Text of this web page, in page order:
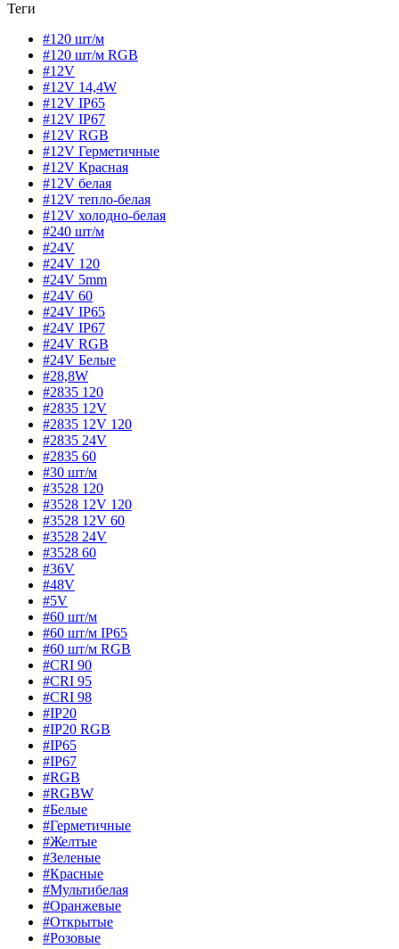
Теги
#120 шт/м
#120 шт/м RGB
#12V
#12V 14,4W
#12V IP65
#12V IP67
#12V RGB
#12V Герметичные
#12V Красная
#12V белая
#12V тепло-белая
#12V холодно-белая
#240 шт/м
#24V
#24V 120
#24V 5mm
#24V 60
#24V IP65
#24V IP67
#24V RGB
#24V Белые
#28,8W
#2835 120
#2835 12V
#2835 12V 120
#2835 24V
#2835 60
#30 шт/м
#3528 120
#3528 12V 120
#3528 12V 60
#3528 24V
#3528 60
#36V
#48V
#5V
#60 шт/м
#60 шт/м IP65
#60 шт/м RGB
#CRI 90
#CRI 95
#CRI 98
#IP20
#IP20 RGB
#IP65
#IP67
#RGB
#RGBW
#Белые
#Герметичные
#Желтые
#Зеленые
#Красные
#Мультибелая
#Оранжевые
#Открытые
#Розовые